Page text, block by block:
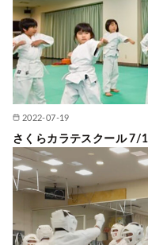
2022-07-19
さくらカラテスクール 7/